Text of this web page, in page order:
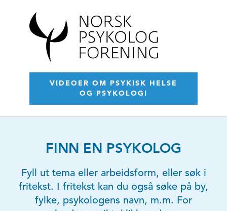
VIDEOER OM PSYKISK HELSE
OG PSYKOLOGI
FINN EN PSYKOLOG
Fyll ut tema eller arbeidsform, eller søk i
fritekst. I fritekst kan du også søke på by,
fylke, psykologens navn, m.m. For